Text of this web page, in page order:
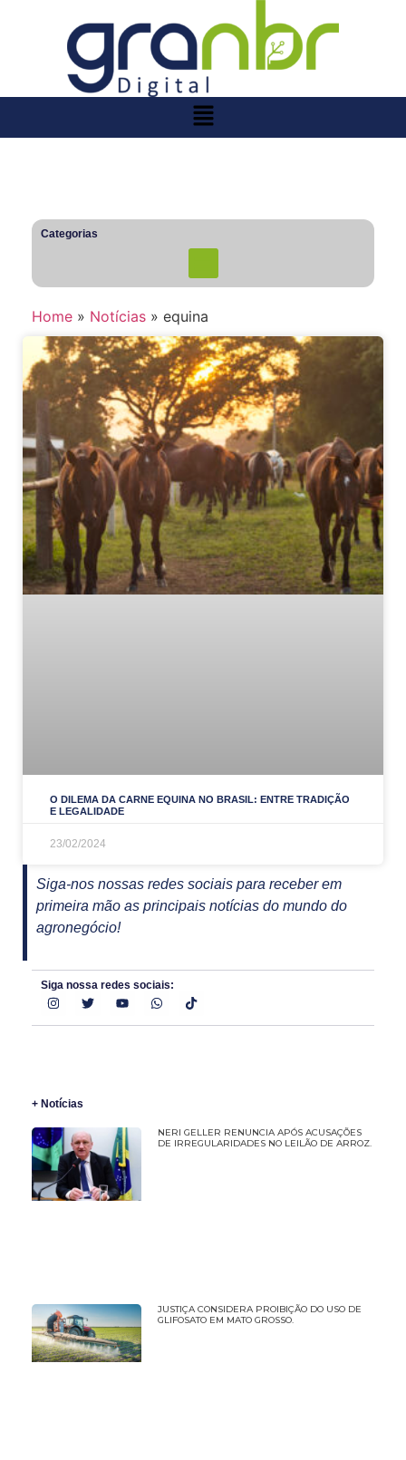
Home » Notícias » equina
O DILEMA DA CARNE EQUINA NO BRASIL: ENTRE TRADIÇÃO
E LEGALIDADE
23/02/2024
Siga-nos nossas redes sociais para receber em
primeira mão as principais notícias do mundo do
agronegócio!
Siga nossa redes sociais:
+ Notícias
NERI GELLER RENUNCIA APÓS ACUSAÇÕES
DE IRREGULARIDADES NO LEILÃO DE ARROZ.
JUSTIÇA CONSIDERA PROIBIÇÃO DO USO DE
GLIFOSATO EM MATO GROSSO.
Categorias